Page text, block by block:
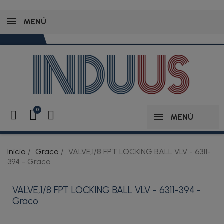
MENÚ
MENÚ
Inicio Graco
VALVE,1/8 FPT LOCKING BALL VLV - 6311-
394 - Graco
VALVE,1/8 FPT LOCKING BALL VLV - 6311-394 -
Graco